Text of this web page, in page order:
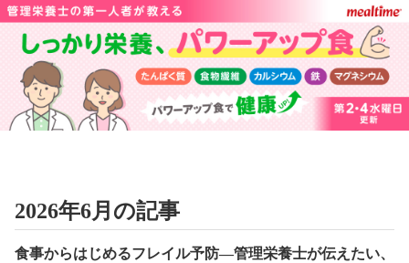
2026年6月の記事
食事からはじめるフレイル予防―管理栄養士が伝えたい、